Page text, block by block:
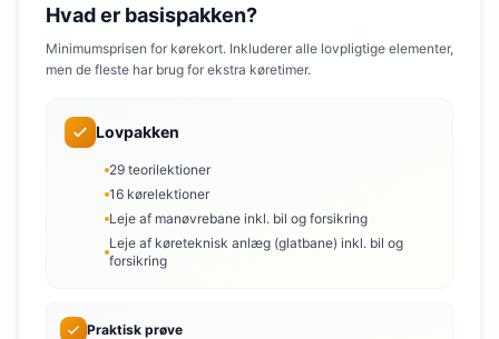
Hvad er basispakken?
Minimumsprisen for kørekort. Inkluderer alle lovpligtige elementer,
men de fleste har brug for ekstra køretimer.
Lovpakken
29 teorilektioner
16 kørelektioner
Leje af manøvrebane inkl. bil og forsikring
Leje af køreteknisk anlæg (glatbane) inkl. bil og
forsikring
Praktisk prøve